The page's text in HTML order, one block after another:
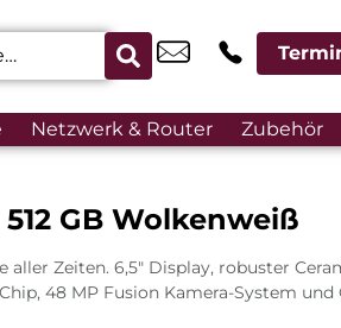
Netzwerk & Router Zubehör
GB Wolkenweiß
aller Zeiten. 6,5″ Display, robuster
48 MP Fusion Kamera-System